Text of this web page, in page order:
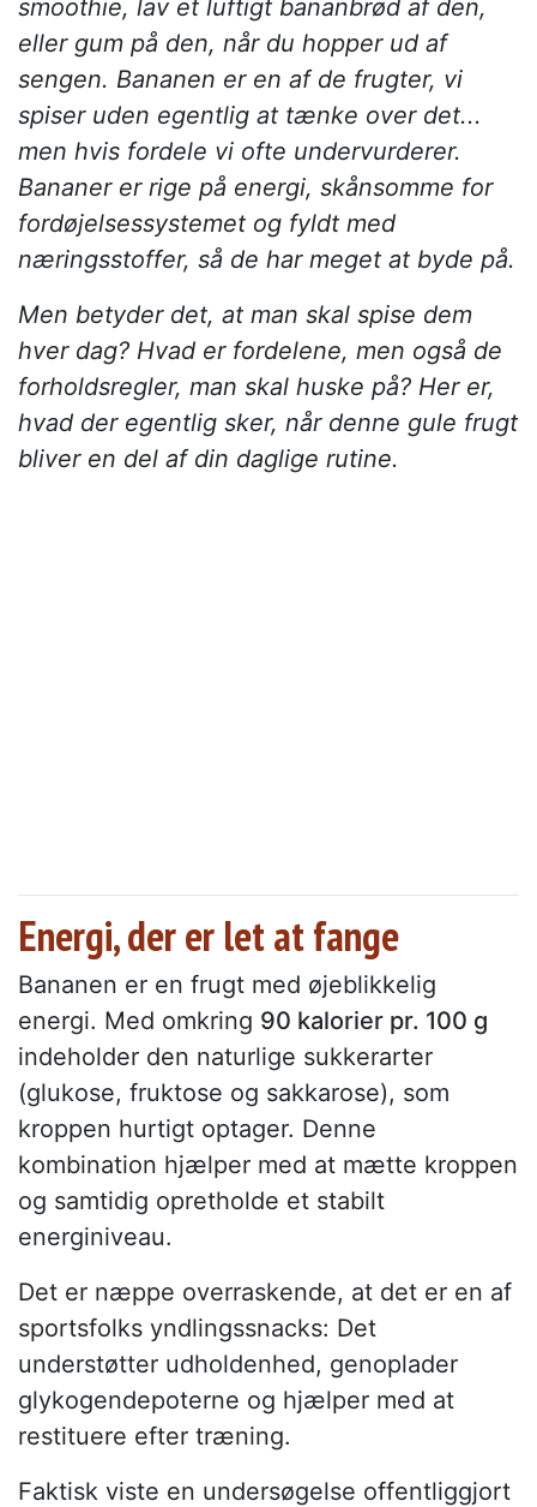
smoothie, lav et luftigt bananbrød af den,
eller gum på den, når du hopper ud af
sengen. Bananen er en af de frugter, vi
spiser uden egentlig at tænke over det...
men hvis fordele vi ofte undervurderer.
Bananer er rige på energi, skånsomme for
fordøjelsessystemet og fyldt med
næringsstoffer, så de har meget at byde på.
Men betyder det, at man skal spise dem
hver dag? Hvad er fordelene, men også de
forholdsregler, man skal huske på? Her er,
hvad der egentlig sker, når denne gule frugt
bliver en del af din daglige rutine.
Energi, der er let at fange
Bananen er en frugt med øjeblikkelig
energi. Med omkring 90 kalorier pr. 100 g
indeholder den naturlige sukkerarter
(glukose, fruktose og sakkarose), som
kroppen hurtigt optager. Denne
kombination hjælper med at mætte kroppen
og samtidig opretholde et stabilt
energiniveau.
Det er næppe overraskende, at det er en af
sportsfolks yndlingssnacks: Det
understøtter udholdenhed, genoplader
glykogendepoterne og hjælper med at
restituere efter træning.
Faktisk viste en undersøgelse offentliggjort